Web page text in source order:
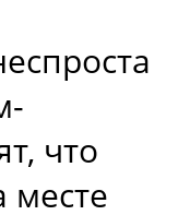
что
месте